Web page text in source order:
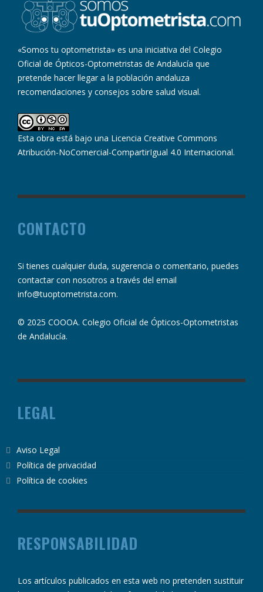
«Somos tu optometrista» es una iniciativa del Colegio
Oficial de Ópticos-Optometristas de Andalucía que
pretende hacer llegar a la población andaluza
recomendaciones y consejos sobre salud visual.
Esta obra está bajo una Licencia Creative Commons
Atribución-NoComercial-CompartirIgual 4.0 Internacional.
CONTACTO
Si tienes cualquier duda, sugerencia o comentario, puedes
contactar con nosotros a través del email
info@tuoptometrista.com.
© 2025 COOOA. Colegio Oficial de Ópticos-Optometristas
de Andalucía.
LEGAL
Aviso Legal
Política de privacidad
Política de cookies
RESPONSABILIDAD
Los artículos publicados en esta web no pretenden sustituir